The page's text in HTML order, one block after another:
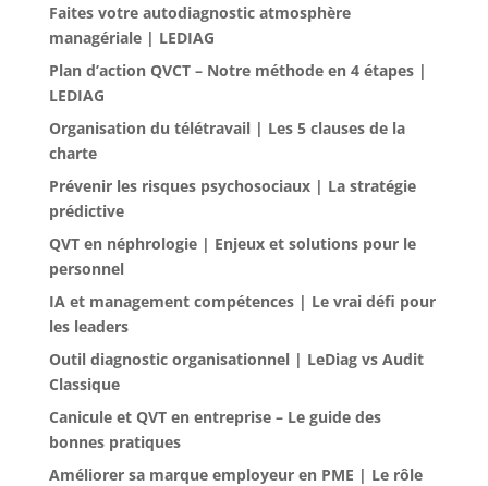
Faites votre autodiagnostic atmosphère
managériale | LEDIAG
Plan d’action QVCT – Notre méthode en 4 étapes |
LEDIAG
Organisation du télétravail | Les 5 clauses de la
charte
Prévenir les risques psychosociaux | La stratégie
prédictive
QVT en néphrologie | Enjeux et solutions pour le
personnel
IA et management compétences | Le vrai défi pour
les leaders
Outil diagnostic organisationnel | LeDiag vs Audit
Classique
Canicule et QVT en entreprise – Le guide des
bonnes pratiques
Améliorer sa marque employeur en PME | Le rôle